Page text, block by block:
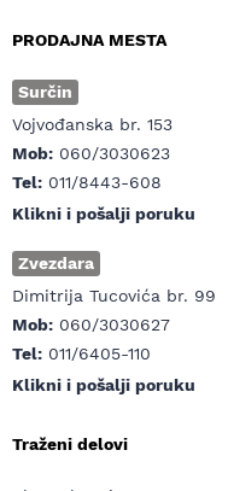
PRODAJNA MESTA
Surčin
Vojvođanska br. 153
Mob: 060/3030623
Tel: 011/8443-608
Klikni i pošalji poruku
Zvezdara
Dimitrija Tucovića br. 99
Mob: 060/3030627
Tel: 011/6405-110
Klikni i pošalji poruku
Traženi delovi